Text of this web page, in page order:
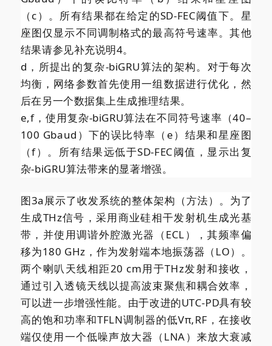
（c）。所有结果都在给定的SD-FEC阈值下。星
座图仅显示不同调制格式的最高符号速率。其他
结果请参见补充说明4。
d，所提出的复杂-biGRU算法的架构。对于每次
均衡，网络参数首先使用一组数据进行优化，然
后在另一个数据集上生成推理结果。
e,f，使用复杂-biGRU算法在不同符号速率（40–
100 Gbaud）下的误比特率（e）结果和星座图
（f）。所有结果远低于SD-FEC阈值，显示出复
杂-biGRU算法带来的显著增强。
图3a展示了收发系统的整体架构（方法）。为了
生成THz信号，采用商业硅相干发射机生成光基
带，并使用调谐外腔激光器（ECL），其频率偏
移为180 GHz，作为发射端本地振荡器（LO）。
两个喇叭天线相距20 cm用于THz发射和接收，
通过引入透镜天线以提高波束聚焦和耦合效率，
可以进一步增强性能。由于改进的UTC-PD具有较
高的饱和功率和TFLN调制器的低Vπ,RF，在接收
端仅使用一个低噪声放大器（LNA）来放大衰减